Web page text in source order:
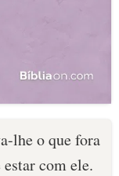
lhe o que fora
com ele.